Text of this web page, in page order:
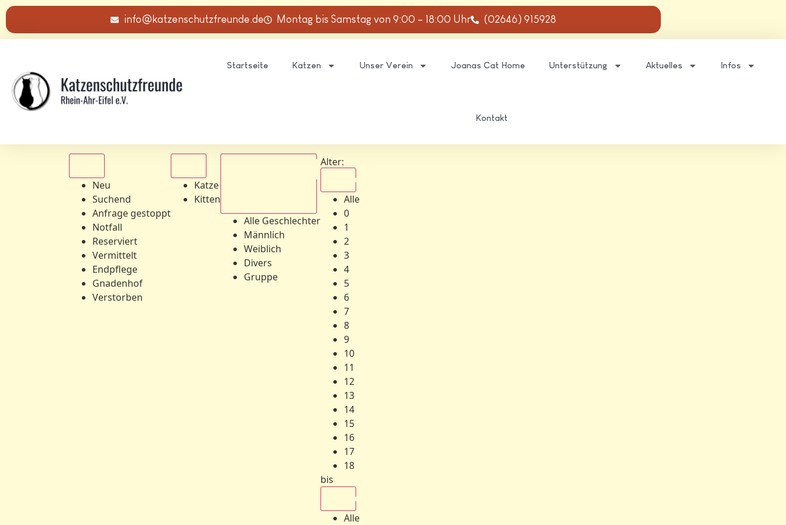
info@katzenschutzfreunde.de Montag bis Samstag von 9:00 – 18:00 Uhr (02646) 915928
Startseite Katzen Unser Verein Joanas Cat Home Unterstützung Aktuelles Infos
Kontakt
Neu
Suchend
Anfrage gestoppt
Notfall
Reserviert
Vermittelt
Endpflege
Gnadenhof
Verstorben
Katze
Kitten
Alle Geschlechter
Männlich
Weiblich
Divers
Gruppe
Alter:
Alle
0
1
2
3
4
5
6
7
8
9
10
11
12
13
14
15
16
17
18
bis
Alle